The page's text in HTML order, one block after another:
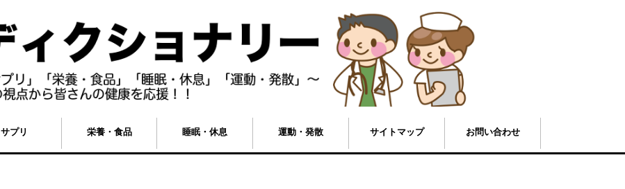
サプリ 栄養・食品 睡眠・休息 運動・発散 サイトマップ お問い合わせ